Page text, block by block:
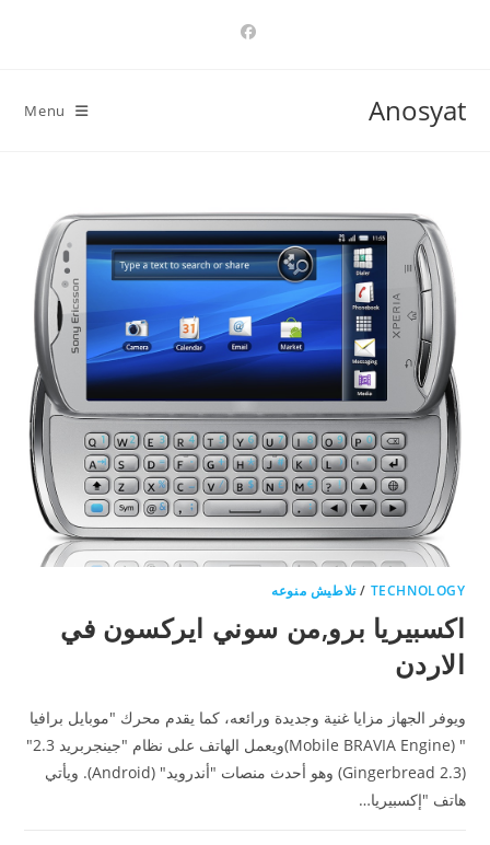
Anosyat
Menu
TECHNOLOGY
/تلاطيش منوعه
اكسبيريا برو,من سوني ايركسون في
الاردن
ويوفر الجهاز مزايا غنية وجديدة ورائعه، كما يقدم محرك "موبايل برافيا
" (Mobile BRAVIA Engine)ويعمل الهاتف على نظام "جينجربريد 2.3"
(Gingerbread 2.3) وهو أحدث منصات "أندرويد" (Android). ويأتي
هاتف "إكسبيريا…